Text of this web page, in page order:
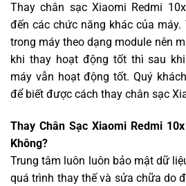
Thay chân sạc Xiaomi Redmi
đến các chức năng khác của
trong máy theo dạng module nên
khi thay hoạt động tốt thì sau
máy vẫn hoạt động tốt. Quý
để biết được cách thay chân sạc
Thay Chân Sạc Xiaomi Redmi
Không?
Trung tâm luôn luôn bảo mật dữ
quá trình thay thế và sửa chữa do